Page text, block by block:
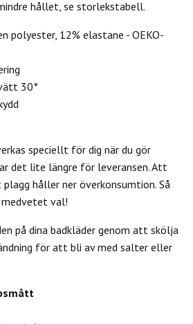
hållet, se storlekstabell.
polyester, 12% elastane - OEKO-
30°
speciellt för dig när du gör
det lite längre för leveransen. Att
håller ner överkonsumtion. Så
val!
på dina badkläder genom att skölja
för att bli av med salter eller